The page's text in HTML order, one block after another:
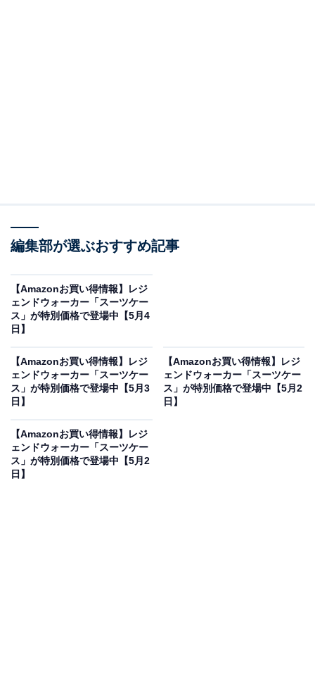
レジェンドウォーカーの「スーツケース」が限定
ーム キャリーケース 大型 Lサイズ 大容量 ストッパー付き
静音ダブルキャスター TSAロック スマホホルダー USBポ
ート 出張 旅行（7泊以上/5.6kg/ 83L/ブリリアントホワイ
ト） 5509-70-R-WH 無料受託手荷物
編集部が選ぶおすすめ記事
【Amazonお買い得情報】レジ
ェンドウォーカー「スーツケー
ス」が特別価格で登場中【5月4
日】
【Amazonお買い得情報】レジ
ェンドウォーカー「スーツケー
ス」が特別価格で登場中【5月3
日】
【Amazonお買い得情報】レジ
ェンドウォーカー「スーツケー
ス」が特別価格で登場中【5月2
日】
【Amazonお買い得情報】レジ
ェンドウォーカー「スーツケー
ス」が特別価格で登場中【5月2
日】